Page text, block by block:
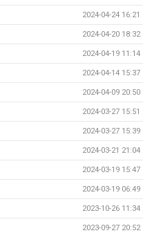
2024-04-24 16:21
2024-04-20 18:32
2024-04-19 11:14
2024-04-14 15:37
2024-04-09 20:50
2024-03-27 15:51
2024-03-27 15:39
2024-03-21 21:04
2024-03-19 15:47
2024-03-19 06:49
2023-10-26 11:34
2023-09-27 20:52